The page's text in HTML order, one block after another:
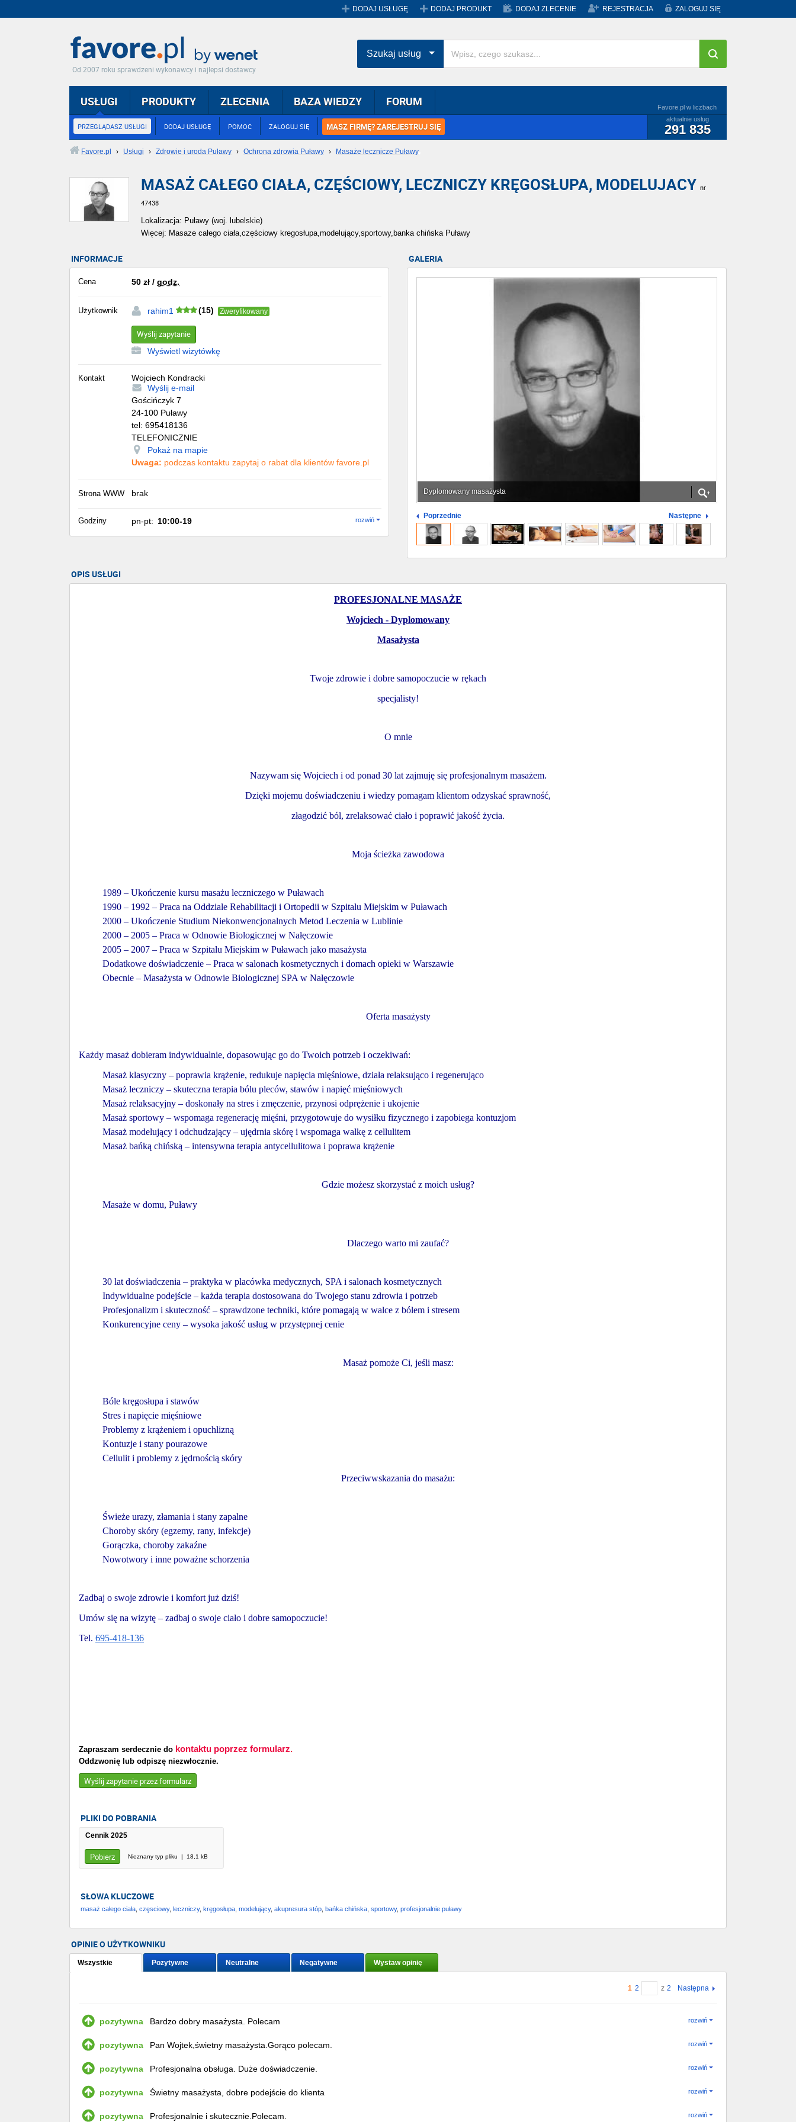
DODAJ USŁUGĘ DODAJ PRODUKT DODAJ ZLECENIE REJESTRACJA ZALOGUJ SIĘ
Od 2007 roku sprawdzeni wykonawcy i najlepsi dostawcy
USŁUGI
PRZEGLĄDASZ USŁUGI DODAJ USŁUGĘ POMOC ZALOGUJ SIĘ MASZ FIRMĘ? ZAREJESTRUJ SIĘ
Favore.pl w liczbach
aktualnie usług
291 835
PRODUKTY ZLECENIA BAZA WIEDZY FORUM
Szukaj usług
Favore.pl › Usługi › Zdrowie i uroda Puławy › Ochrona zdrowia Puławy › Masaże lecznicze Puławy
MASAŻ CAŁEGO CIAŁA, CZĘŚCIOWY, LECZNICZY KRĘGOSŁUPA, MODELUJACY nr
47438
Lokalizacja: Puławy (woj. lubelskie)
Więcej: Masaze całego ciała,częściowy kregosłupa,modelujący,sportowy,banka chińska Puławy
INFORMACJE
Cena 50 zł / godz.
Użytkownik rahim1 (15) Zweryfikowany
Wyślij zapytanie
Wyświetl wizytówkę
Kontakt
Wojciech Kondracki
Wyślij e-mail
Gościńczyk 7
24-100 Puławy
tel: 695418136
TELEFONICZNIE
Pokaż na mapie
Uwaga: podczas kontaktu zapytaj o rabat dla klientów favore.pl
Strona WWW brak
Godziny pn-pt: 10:00-19 rozwiń
GALERIA
Dyplomowany masażysta
Poprzednie Następne
OPIS USŁUGI
PROFESJONALNE MASAŻE
Wojciech - Dyplomowany
Masażysta
Twoje zdrowie i dobre samopoczucie w rękach
specjalisty!
O mnie
Nazywam się Wojciech i od ponad 30 lat zajmuję się profesjonalnym masażem.
Dzięki mojemu doświadczeniu i wiedzy pomagam klientom odzyskać sprawność,
złagodzić ból, zrelaksować ciało i poprawić jakość życia.
Moja ścieżka zawodowa
1989 – Ukończenie kursu masażu leczniczego w Puławach
1990 – 1992 – Praca na Oddziale Rehabilitacji i Ortopedii w Szpitalu Miejskim w Puławach
2000 – Ukończenie Studium Niekonwencjonalnych Metod Leczenia w Lublinie
2000 – 2005 – Praca w Odnowie Biologicznej w Nałęczowie
2005 – 2007 – Praca w Szpitalu Miejskim w Puławach jako masażysta
Dodatkowe doświadczenie – Praca w salonach kosmetycznych i domach opieki w Warszawie
Obecnie – Masażysta w Odnowie Biologicznej SPA w Nałęczowie
Oferta masażysty
Każdy masaż dobieram indywidualnie, dopasowując go do Twoich potrzeb i oczekiwań:
Masaż klasyczny – poprawia krążenie, redukuje napięcia mięśniowe, działa relaksująco i regenerująco
Masaż leczniczy – skuteczna terapia bólu pleców, stawów i napięć mięśniowych
Masaż relaksacyjny – doskonały na stres i zmęczenie, przynosi odprężenie i ukojenie
Masaż sportowy – wspomaga regenerację mięśni, przygotowuje do wysiłku fizycznego i zapobiega kontuzjom
Masaż modelujący i odchudzający – ujędrnia skórę i wspomaga walkę z cellulitem
Masaż bańką chińską – intensywna terapia antycellulitowa i poprawa krążenie
Gdzie możesz skorzystać z moich usług?
Masaże w domu, Puławy
Dlaczego warto mi zaufać?
30 lat doświadczenia – praktyka w placówka medycznych, SPA i salonach kosmetycznych
Indywidualne podejście – każda terapia dostosowana do Twojego stanu zdrowia i potrzeb
Profesjonalizm i skuteczność – sprawdzone techniki, które pomagają w walce z bólem i stresem
Konkurencyjne ceny – wysoka jakość usług w przystępnej cenie
Masaż pomoże Ci, jeśli masz:
Bóle kręgosłupa i stawów
Stres i napięcie mięśniowe
Problemy z krążeniem i opuchlizną
Kontuzje i stany pourazowe
Cellulit i problemy z jędrnością skóry
Przeciwwskazania do masażu:
Świeże urazy, złamania i stany zapalne
Choroby skóry (egzemy, rany, infekcje)
Gorączka, choroby zakaźne
Nowotwory i inne poważne schorzenia
Zadbaj o swoje zdrowie i komfort już dziś!
Umów się na wizytę – zadbaj o swoje ciało i dobre samopoczucie!
Tel. 695-418-136
Zapraszam serdecznie do kontaktu poprzez formularz.
Oddzwonię lub odpiszę niezwłocznie.
Wyślij zapytanie przez formularz
PLIKI DO POBRANIA
Cennik 2025
Pobierz Nieznany typ pliku | 18,1 kB
SŁOWA KLUCZOWE
masaż całego ciała częsciowy, leczniczy, kręgosłupa modelujący, akupresura stóp bańka chińska sportowy, profesjonalnie puławy
OPINIE O UŻYTKOWNIKU
Wszystkie Pozytywne Neutralne Negatywne Wystaw opinię
1 2 z 2 Następna
pozytywna rozwiń
Bardzo dobry masażysta. Polecam
pozytywna rozwiń
Pan Wojtek,świetny masażysta.Gorąco polecam.
pozytywna rozwiń
Profesjonalna obsługa. Duże doświadczenie.
Zapraszam ponownie
pozytywna rozwiń
Świetny masażysta, dobre podejście do klienta
pozytywna rozwiń
Profesjonalnie i skutecznie.Polecam.